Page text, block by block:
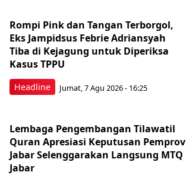
Headline
Rompi Pink dan Tangan Terborgol,
Eks Jampidsus Febrie Adriansyah
Tiba di Kejagung untuk Diperiksa
Kasus TPPU
Jumat, 7 Agu 2026 - 16:25
Lembaga Pengembangan Tilawatil
Quran Apresiasi Keputusan Pemprov
Jabar Selenggarakan Langsung MTQ
Jabar